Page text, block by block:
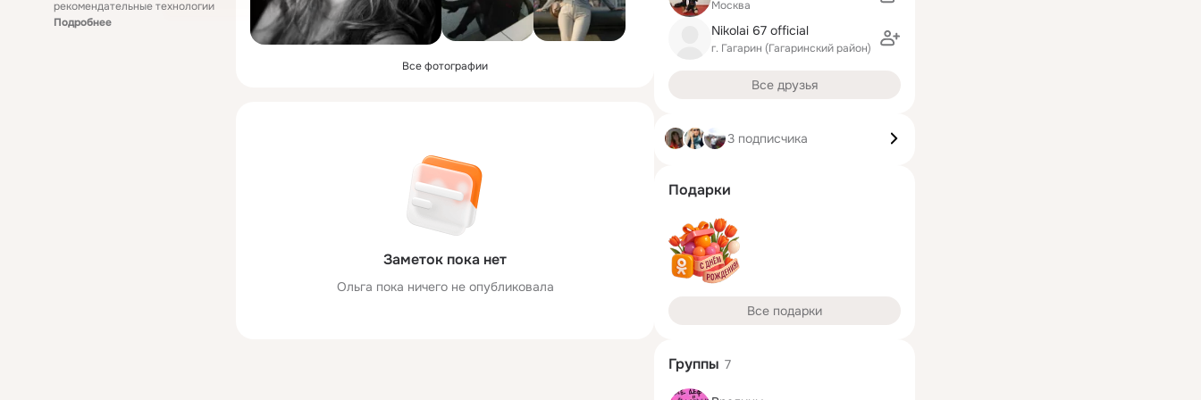
рекомендательные технологии
Подробнее
Все фотографии
Заметок пока нет
Ольга пока ничего не опубликовала
Москва
Nikolai 67 official
г. Гагарин (Гагаринский район)
Все друзья
3 подписчика
Подарки
Все подарки
Группы 7